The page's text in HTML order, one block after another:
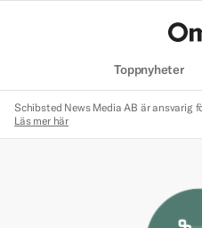
Toppnyheter
Schibsted News Media AB är ansvarig
Läs mer här